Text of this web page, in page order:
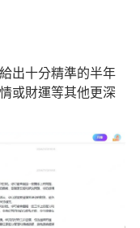
出十分精準的半年
或財運等其他更深